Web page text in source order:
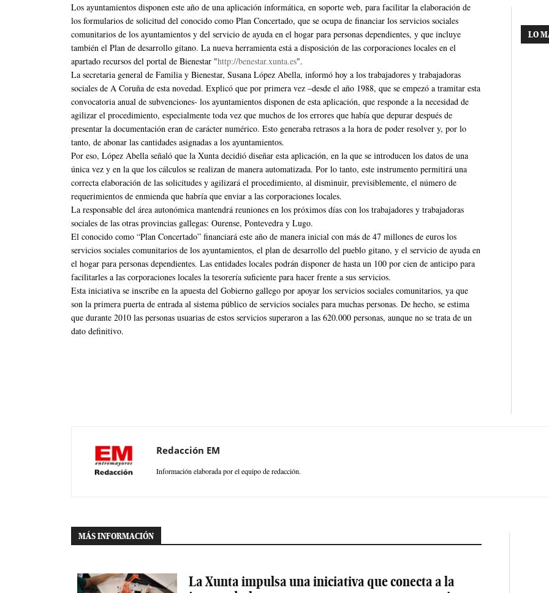
Los ayuntamientos disponen este año de una aplicación informática, en soporte web, para facilitar la elaboración de
los formularios de solicitud del conocido como Plan Concertado, que se ocupa de financiar los servicios sociales
comunitarios de los ayuntamientos y del servicio de ayuda en el hogar para personas dependientes, y que incluye
también el Plan de desarrollo gitano. La nueva herramienta está a disposición de las corporaciones locales en el
apartado recursos del portal de Bienestar "http://benestar.xunta.es".
La secretaria general de Familia y Bienestar, Susana López Abella, informó hoy a los trabajadores y trabajadoras
sociales de A Coruña de esta novedad. Explicó que por primera vez –desde el año 1988, que se empezó a tramitar esta
convocatoria anual de subvenciones- los ayuntamientos disponen de esta aplicación, que responde a la necesidad de
agilizar el procedimiento, especialmente toda vez que muchos de los errores que había que depurar después de
presentar la documentación eran de carácter numérico. Esto generaba retrasos a la hora de poder resolver y, por lo
tanto, de abonar las cantidades asignadas a los ayuntamientos.
Por eso, López Abella señaló que la Xunta decidió diseñar esta aplicación, en la que se introducen los datos de una
única vez y en la que los cálculos se realizan de manera automatizada. Por lo tanto, este instrumento permitirá una
correcta elaboración de las solicitudes y agilizará el procedimiento, al disminuir, previsiblemente, el número de
requerimientos de enmienda que habría que enviar a las corporaciones locales.
La responsable del área autonómica mantendrá reuniones en los próximos días con los trabajadores y trabajadoras
sociales de las otras provincias gallegas: Ourense, Pontevedra y Lugo.
El conocido como “Plan Concertado” financiará este año de manera inicial con más de 47 millones de euros los
servicios sociales comunitarios de los ayuntamientos, el plan de desarrollo del pueblo gitano, y el servicio de ayuda en
el hogar para personas dependientes. Las entidades locales podrán disponer de hasta un 100 por cien de anticipo para
facilitarles a las corporaciones locales la tesorería suficiente para hacer frente a sus servicios.
Esta iniciativa se inscribe en la apuesta del Gobierno gallego por apoyar los servicios sociales comunitarios, ya que
son la primera puerta de entrada al sistema público de servicios sociales para muchas personas. De hecho, se estima
que durante 2010 las personas usuarias de estos servicios superaron a las 620.000 personas, aunque no se trata de un
dato definitivo.
LO
Redacción EM
Información elaborada por el equipo de redacción.
MÁS INFORMACIÓN
La Xunta impulsa una iniciativa que conecta a la